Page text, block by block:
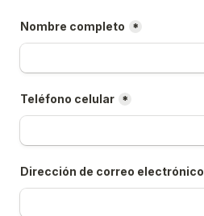
Nombre completo *
Teléfono celular *
Dirección de correo electrónico